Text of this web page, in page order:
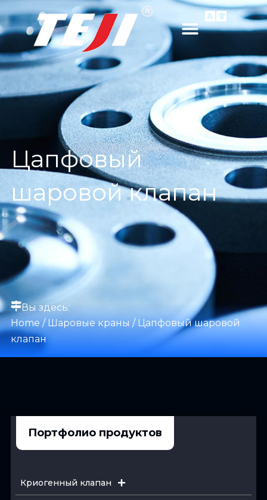
Цапфовый
шаровой клапан
Вы здесь:
Home / Шаровые краны / Цапфовый шаровой
клапан
Портфолио продуктов
Криогенный клапан